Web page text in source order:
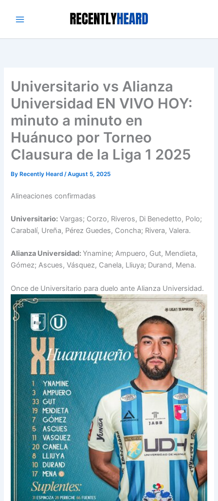
Universitario vs Alianza
Universidad EN VIVO HOY:
minuto a minuto en
Huánuco por Torneo
Clausura de la Liga 1 2025
By Recently Heard/August 5, 2025
Alineaciones confirmadas
Universitario: Vargas; Corzo, Riveros, Di Benedetto, Polo;
Carabalí, Ureña, Pérez Guedes, Concha; Rivera, Valera.
Alianza Universidad:Ynamine; Ampuero, Gut, Mendieta,
Gómez; Ascues, Vásquez, Canela, Lliuya; Durand, Mena.
Once de Universitario para duelo ante Alianza Universidad.